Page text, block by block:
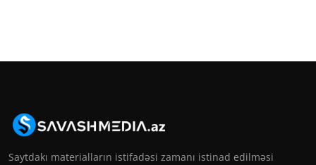
Saytdakı materialların istifadəsi zamanı istinad edilməsi